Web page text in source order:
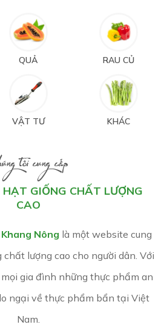
QUẢ RAU CỦ
VẬT TƯ KHÁC
tôi cung cấp
GIỐNG CHẤT LƯỢNG
CAO
Nông là một website cung
lượng cao cho người dân. Với
gia đình những thực phẩm an
ngại về thực phẩm bẩn tại Việt
Nam.